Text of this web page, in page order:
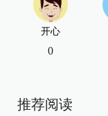
开心
0
推荐阅读